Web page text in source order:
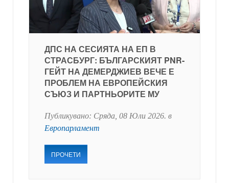
ДПС НА СЕСИЯТА НА ЕП В
СТРАСБУРГ: БЪЛГАРСКИЯТ PNR-
ГЕЙТ НА ДЕМЕРДЖИЕВ ВЕЧЕ Е
ПРОБЛЕМ НА ЕВРОПЕЙСКИЯ
СЪЮЗ И ПАРТНЬОРИТЕ МУ
Публикувано: Сряда, 08 Юли 2026. в
Европарламент
ПРОЧЕТИ